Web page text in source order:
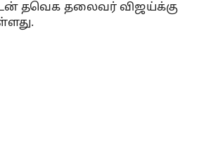
தவெக தலைவர் விஜய்க்கு